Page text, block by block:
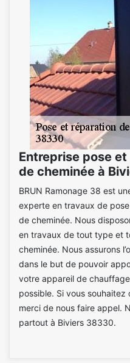
Entreprise pose
de cheminée à
BRUN Ramonage 38 est
experte en travaux de
de cheminée. Nous
en travaux de tout type et
cheminée. Nous assurons
dans le but de pouvoir
votre appareil de
possible. Si vous
merci de nous faire appel.
partout à Biviers 38330.